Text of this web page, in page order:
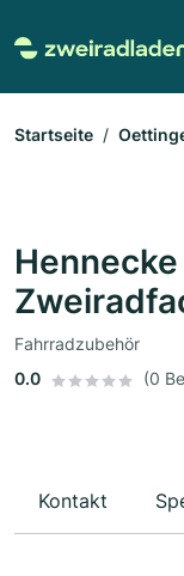
Startseite
Fahrradzubehör
0.0
(0
Kontakt